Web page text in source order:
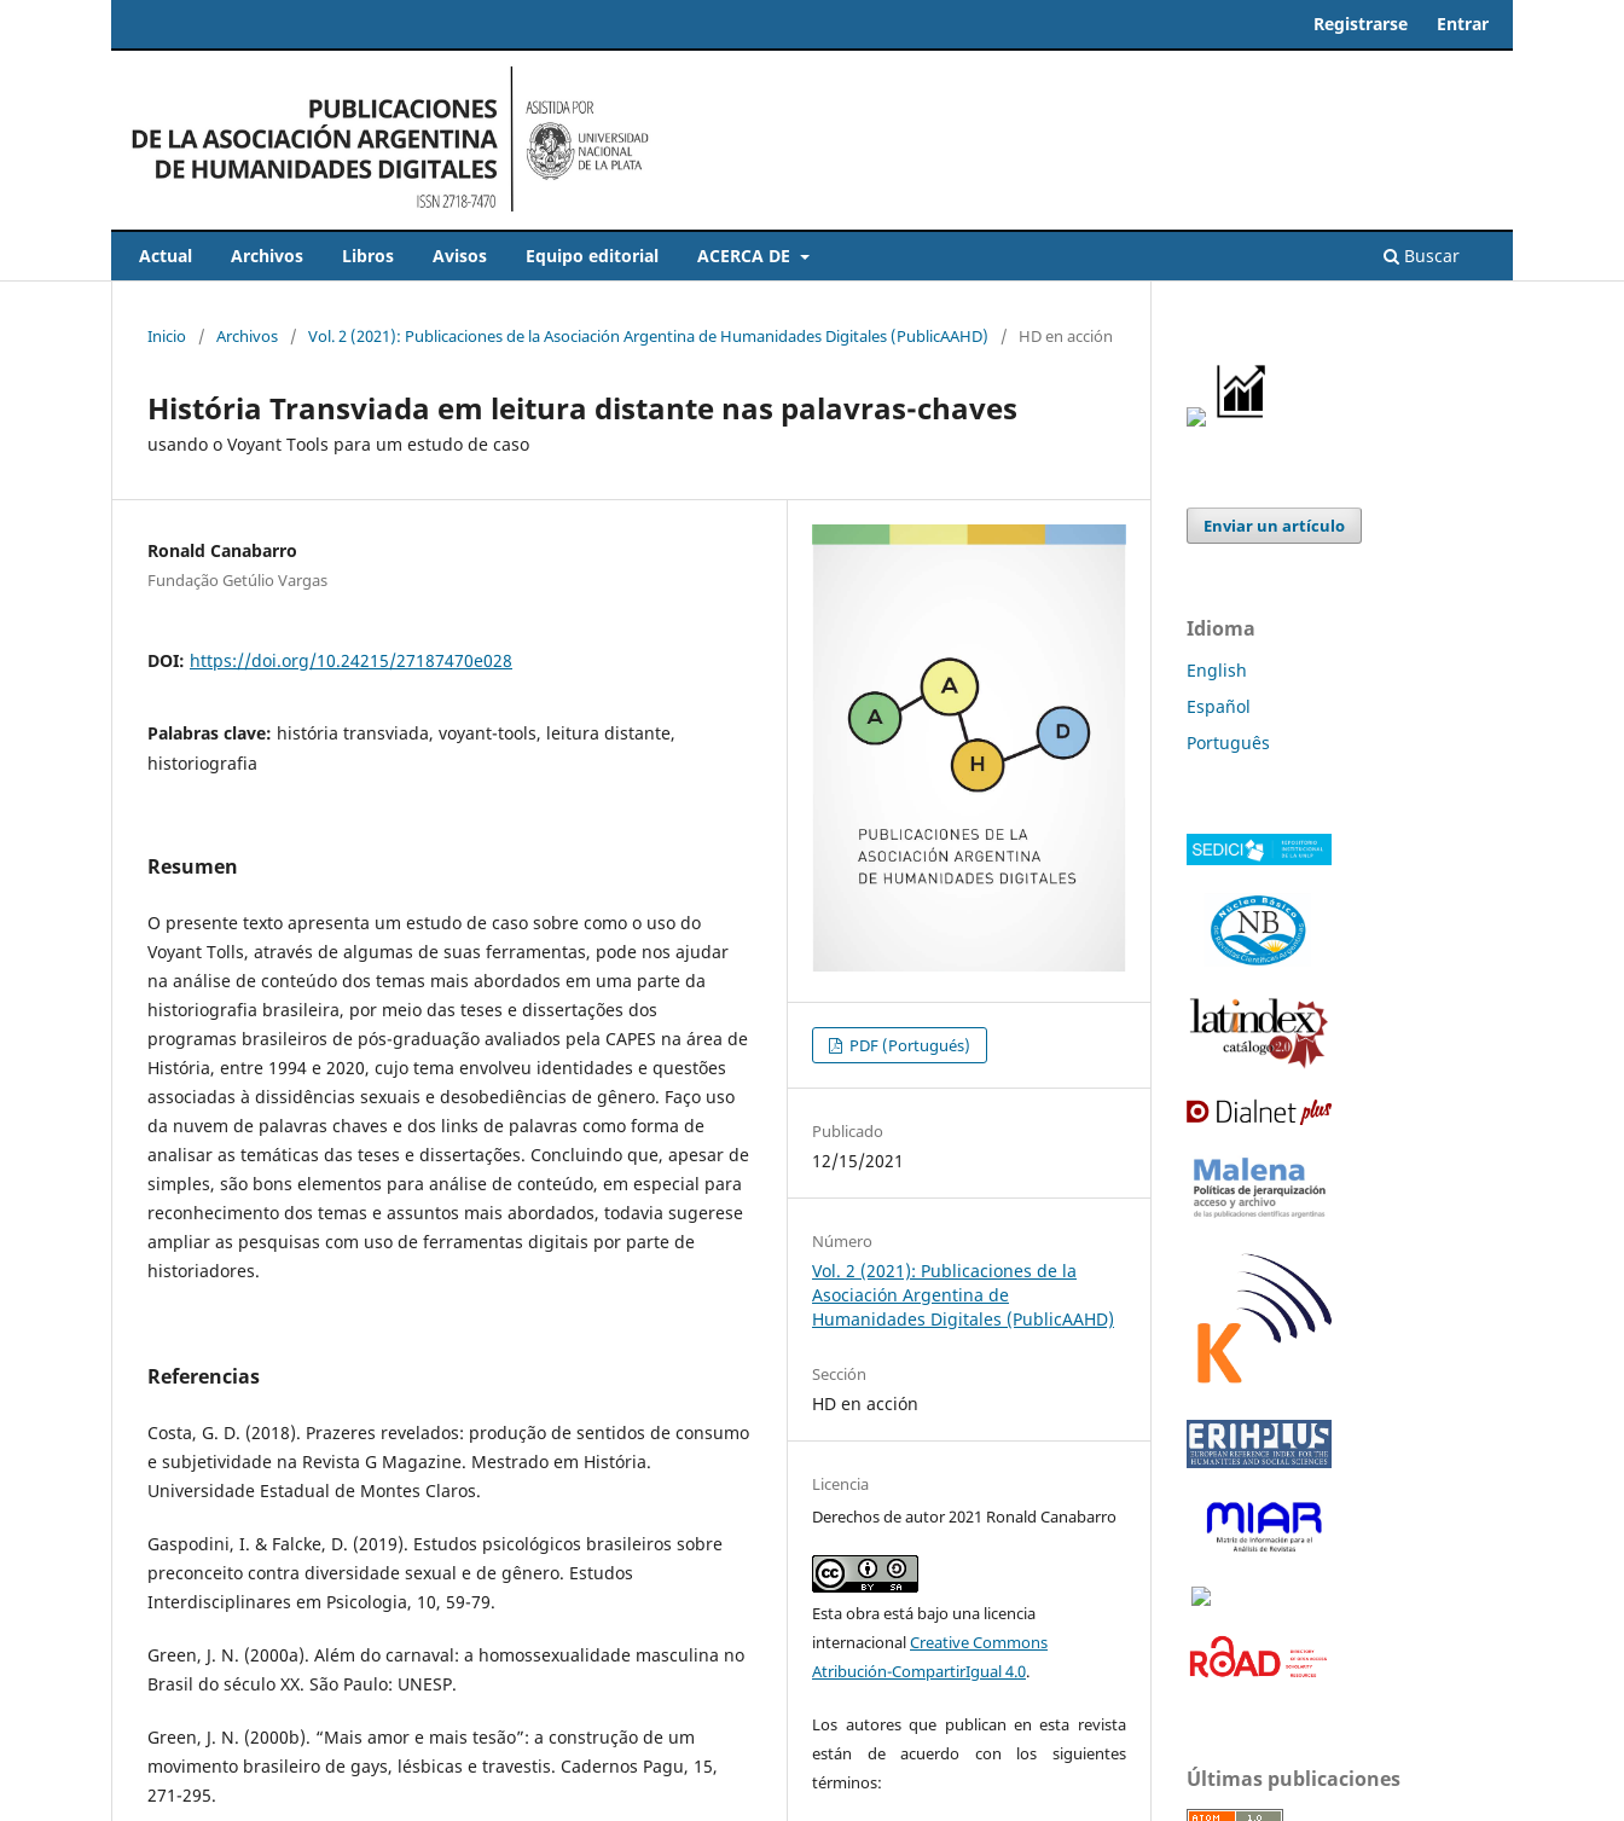
Actual Archivos Libros Avisos Equipo editorial ACERCA DE Buscar
Registrarse Entrar
Inicio / Archivos / Vol. 2 (2021): Publicaciones de la Asociación Argentina de Humanidades Digitales (PublicAAHD) / HD en acción
História Transviada em leitura distante nas palavras-chaves
usando o Voyant Tools para um estudo de caso
Ronald Canabarro
Fundação Getúlio Vargas
DOI: https://doi.org/10.24215/27187470e028
Palabras clave: história transviada, voyant-tools, leitura distante,
historiografia
Resumen
O presente texto apresenta um estudo de caso sobre como o uso do
Voyant Tolls, através de algumas de suas ferramentas, pode nos ajudar
na análise de conteúdo dos temas mais abordados em uma parte da
historiografia brasileira, por meio das teses e dissertações dos
programas brasileiros de pós-graduação avaliados pela CAPES na área de
História, entre 1994 e 2020, cujo tema envolveu identidades e questões
associadas à dissidências sexuais e desobediências de gênero. Faço uso
da nuvem de palavras chaves e dos links de palavras como forma de
analisar as temáticas das teses e dissertações. Concluindo que, apesar de
simples, são bons elementos para análise de conteúdo, em especial para
reconhecimento dos temas e assuntos mais abordados, todavia sugerese
ampliar as pesquisas com uso de ferramentas digitais por parte de
historiadores.
Referencias
Costa, G. D. (2018). Prazeres revelados: produção de sentidos de consumo
e subjetividade na Revista G Magazine. Mestrado em História.
Universidade Estadual de Montes Claros.
Gaspodini, I. & Falcke, D. (2019). Estudos psicológicos brasileiros sobre
preconceito contra diversidade sexual e de gênero. Estudos
Interdisciplinares em Psicologia, 10, 59-79.
Green, J. N. (2000a). Além do carnaval: a homossexualidade masculina no
Brasil do século XX. São Paulo: UNESP.
Green, J. N. (2000b). “Mais amor e mais tesão”: a construção de um
movimento brasileiro de gays, lésbicas e travestis. Cadernos Pagu, 15,
271-295.
PDF (Portugués)
Publicado
12/15/2021
Número
Vol. 2 (2021): Publicaciones de la
Asociación Argentina de
Humanidades Digitales (PublicAAHD)
Sección
HD en acción
Licencia
Derechos de autor 2021 Ronald Canabarro
Esta obra está bajo una licencia
internacionalCreative Commons
Atribución-CompartirIgual 4.0.
Los autores que publican en esta revista
están de acuerdo con los siguientes
términos:
Enviar un artículo
Idioma
English
Español
Português
Últimas publicaciones